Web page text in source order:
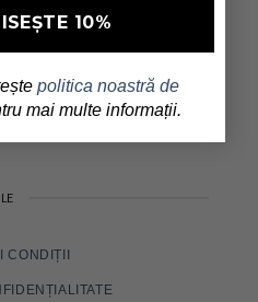
politica noastră de
mai multe informații.
NOI
DE PLATĂ
CONDIȚII